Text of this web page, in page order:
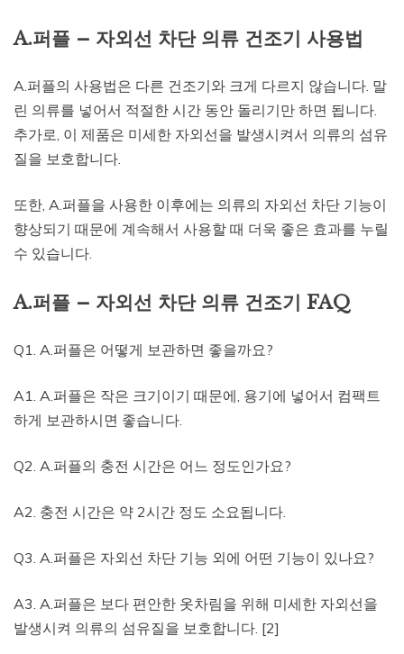
A.퍼플 – 자외선 차단 의류 건조기 사용법
A.퍼플의 사용법은 다른 건조기와 크게 다르지 않습니다. 말
린 의류를 넣어서 적절한 시간 동안 돌리기만 하면 됩니다.
추가로, 이 제품은 미세한 자외선을 발생시켜서 의류의 섬유
질을 보호합니다.
또한, A.퍼플을 사용한 이후에는 의류의 자외선 차단 기능이
향상되기 때문에 계속해서 사용할 때 더욱 좋은 효과를 누릴
수 있습니다.
A.퍼플 – 자외선 차단 의류 건조기 FAQ
Q1. A.퍼플은 어떻게 보관하면 좋을까요?
A1. A.퍼플은 작은 크기이기 때문에, 용기에 넣어서 컴팩트
하게 보관하시면 좋습니다.
Q2. A.퍼플의 충전 시간은 어느 정도인가요?
A2. 충전 시간은 약 2시간 정도 소요됩니다.
Q3. A.퍼플은 자외선 차단 기능 외에 어떤 기능이 있나요?
A3. A.퍼플은 보다 편안한 옷차림을 위해 미세한 자외선을
발생시켜 의류의 섬유질을 보호합니다. [2]